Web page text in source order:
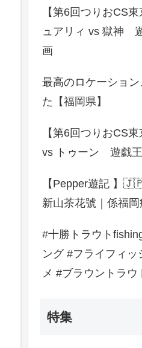
【第6回つりおCS
ュアリィ vs 獄神
画
最高のロケーショ
た【福岡県】
【第6回つりおCS
vs トゥーン 遊戯
【Pepper遊記 】
新山茶花號｜係福
#十勝トラウト
ング #フライフィ
メ #ブラウントラ
特集